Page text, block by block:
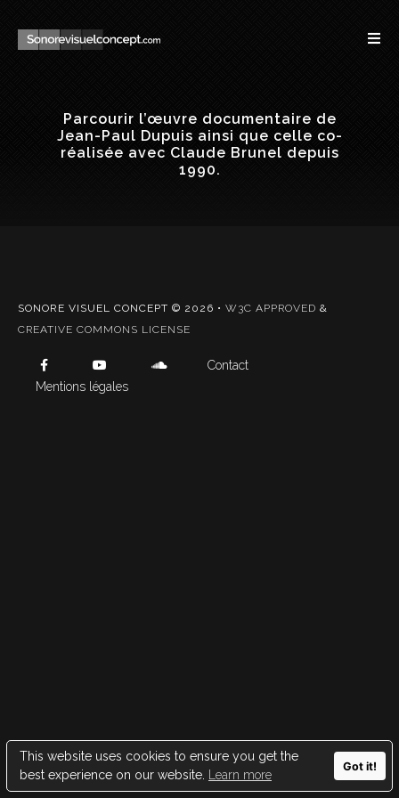
This website uses cookies to ensure you get the
best experience on our website.
Learn more
Got it!
Parcourir l’œuvre documentaire de
Jean-Paul Dupuis ainsi que celle co-
réalisée avec Claude Brunel depuis
1990.
SONORE VISUEL CONCEPT © 2026 • W3C APPROVED &
CREATIVE COMMONS LICENSE
Contact
Mentions légales